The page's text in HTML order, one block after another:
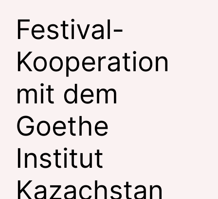
Festival-
Kooperation
mit dem
Goethe
Institut
Kazachstan